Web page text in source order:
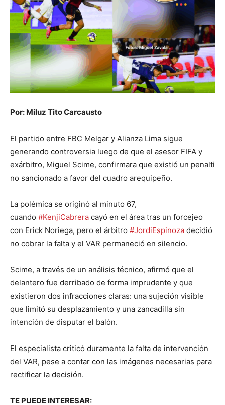
Por: Miluz Tito Carcausto
El partido entre FBC Melgar y Alianza Lima sigue
generando controversia luego de que el asesor FIFA y
exárbitro, Miguel Scime, confirmara que existió un penalti
no sancionado a favor del cuadro arequipeño.
La polémica se originó al minuto 67,
cuando #KenjiCabrera cayó en el área tras un forcejeo
con Erick Noriega, pero el árbitro #JordiEspinoza decidió
no cobrar la falta y el VAR permaneció en silencio.
Scime, a través de un análisis técnico, afirmó que el
delantero fue derribado de forma imprudente y que
existieron dos infracciones claras: una sujeción visible
que limitó su desplazamiento y una zancadilla sin
intención de disputar el balón.
El especialista criticó duramente la falta de intervención
del VAR, pese a contar con las imágenes necesarias para
rectificar la decisión.
TE PUEDE INTERESAR: